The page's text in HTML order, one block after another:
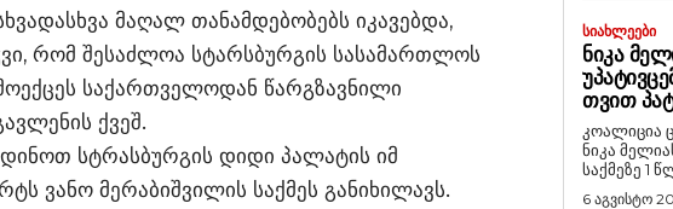
მაღალ თანამდებობებს იკავებდა,
რომ შესაძლოა სტარსბურგის სასამართლოს
საქართველოდან წარგზავნილი
ქვეშ.
სტრასბურგის დიდი პალატის იმ
ვანო მერაბიშვილის საქმეს განიხილავს.
ᲡᲘᲐᲮᲚᲔᲔᲑᲘ
ᲜᲘᲙᲐ
ᲗᲕᲘᲗ
კოალიცია
ნიკა
საქმეზე 1
6 აგვისტო